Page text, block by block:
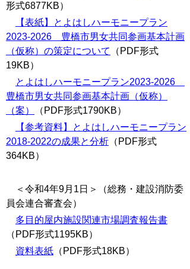
形式6877KB）
【表紙】とよはしハーモニープラン
2023-2026 豊橋市男女共同参画基本計画
（仮称）の策定について
（PDF形式
19KB）
とよはしハーモニープラン2023-2026
豊橋市男女共同参画基本計画（仮称）
（案）
（PDF形式1790KB）
【参考資料】とよはしハーモニープラン
2018-2022の成果と分析 （PDF形式
364KB）
＜令和4年9月1日＞（総務・建設消防委
員会連合審査会）
多目的屋内施設関連市場調査報告書
（PDF形式1195KB）
資料表紙 （PDF形式18KB）